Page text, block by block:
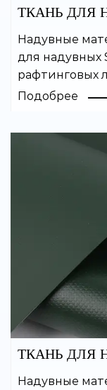
ТКАНЬ ДЛЯ
Надувные
для надувных
рафтинговых
для воды и
Подобрее
ТКАНЬ ДЛЯ
Надувные